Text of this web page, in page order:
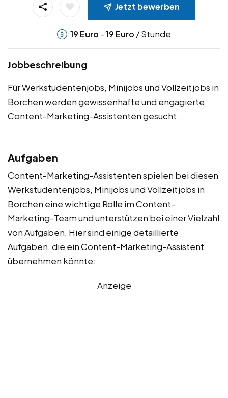
Jetzt bewerben
19 Euro -19 Euro / Stunde
Jobbeschreibung
Für Werkstudentenjobs, Minijobs und Vollzeitjobs in
Borchen werden gewissenhafte und engagierte
Content-Marketing-Assistenten gesucht.
Aufgaben
Content-Marketing-Assistenten spielen bei diesen
Werkstudentenjobs, Minijobs und Vollzeitjobs in
Borchen eine wichtige Rolle im Content-
Marketing-Team und unterstützen bei einer Vielzahl
von Aufgaben. Hier sind einige detaillierte
Aufgaben, die ein Content-Marketing-Assistent
übernehmen könnte:
Anzeige